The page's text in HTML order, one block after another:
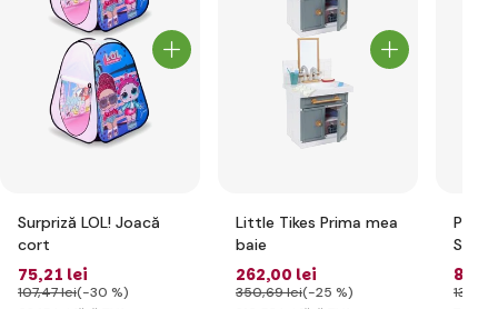
Surpriză LOL! Joacă
cort
75,21 lei
107,47 lei(-30 %)
Little Tikes Prima mea
baie
262,00 lei
350,69 lei(-25 %)
Pe!
-
84
133